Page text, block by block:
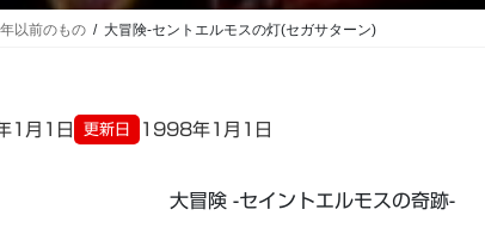
以前のもの 大冒険-セントエルモスの灯(セガサターン)
1月1日 更新日 1998年1月1日
大冒険 -セイントエルモスの奇跡-